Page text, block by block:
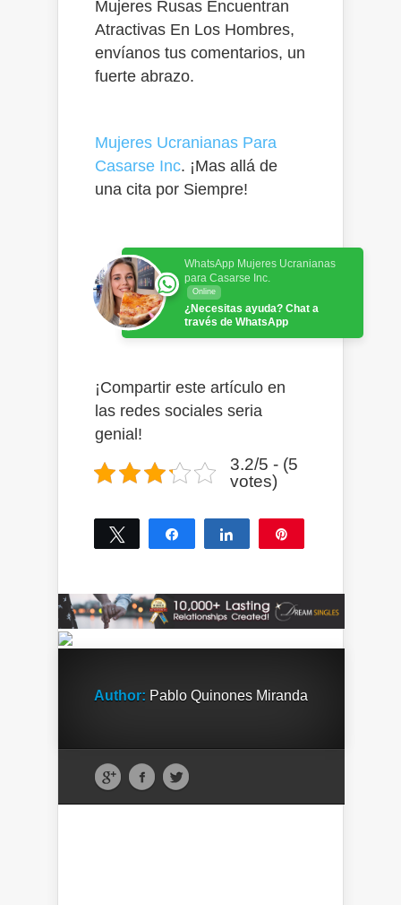
Mujeres Rusas Encuentran
Atractivas En Los Hombres,
envíanos tus comentarios, un
fuerte abrazo.
Mujeres Ucranianas Para
Casarse Inc. ¡Mas allá de
una cita por Siempre!
WhatsApp Mujeres Ucranianas
para Casarse Inc.
Online
¿Necesitas ayuda? Chat a
través de WhatsApp
¡Compartir este artículo en
las redes sociales seria
genial!
3.2/5 - (5
votes)
Tweet Share Share
Author: Pablo Quinones Miranda